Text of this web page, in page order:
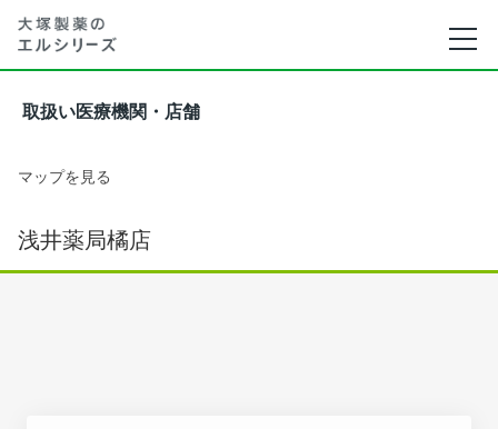
取扱い医療機関・店舗
マップを見る
浅井薬局橘店